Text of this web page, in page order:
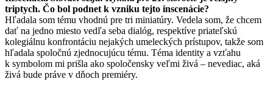
triptych. Čo bol podnet k vzniku tejto inscenácie?
Hľadala som tému vhodnú pre tri miniatúry. Vedela som, že chcem
dať na jedno miesto vedľa seba dialóg, respektíve priateľskú
kolegiálnu konfrontáciu nejakých umeleckých prístupov, takže som
hľadala spoločnú zjednocujúcu tému. Téma identity a vzťahu
k symbolom mi prišla ako spoločensky veľmi živá – nevediac, aká
živá bude práve v dňoch premiéry.